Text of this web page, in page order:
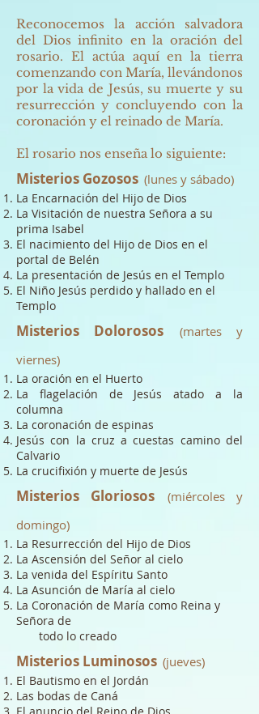
Reconocemos la acción salvadora
del Dios infinito en la oración del
rosario. El actúa aquí en la tierra
comenzando con María, llevándonos
por la vida de Jesús, su muerte y su
resurrección y concluyendo con la
coronación y el reinado de María.
El rosario nos enseña lo siguiente:
Misterios Gozosos (lunes y sábado)
La Encarnación del Hijo de Dios
La Visitación de nuestra Señora a su
prima Isabel
El nacimiento del Hijo de Dios en el
portal de Belén
La presentación de Jesús en el Templo
El Niño Jesús perdido y hallado en el
Templo
Misterios Dolorosos
(martes y
viernes)
La oración en el Huerto
La flagelación de Jesús atado a la
columna
La coronación de espinas
Jesús con la cruz a cuestas camino del
Calvario
La crucifixión y muerte de Jesús
Misterios Gloriosos
(miércoles y
domingo)
La Resurrección del Hijo de Dios
La Ascensión del Señor al cielo
La venida del Espíritu Santo
La Asunción de María al cielo
La Coronación de María como Reina y
Señora de
todo lo creado
Misterios Luminosos (jueves)
El Bautismo en el Jordán
Las bodas de Caná
El anuncio del Reino de Dios